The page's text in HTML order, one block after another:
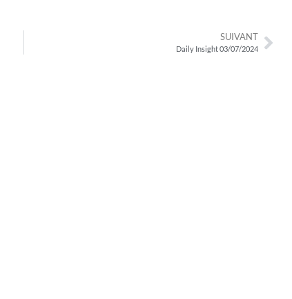
SUIVANT
Daily Insight 03/07/2024